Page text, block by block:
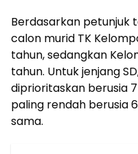
Berdasarkan petunjuk
calon murid TK
tahun, sedangkan
tahun. Untuk jenjang
diprioritaskan berusia
paling rendah berusia
sama.